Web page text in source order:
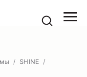
/ SHINE
/